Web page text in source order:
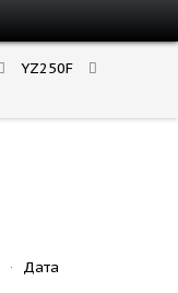
YZ250F
·
Дата